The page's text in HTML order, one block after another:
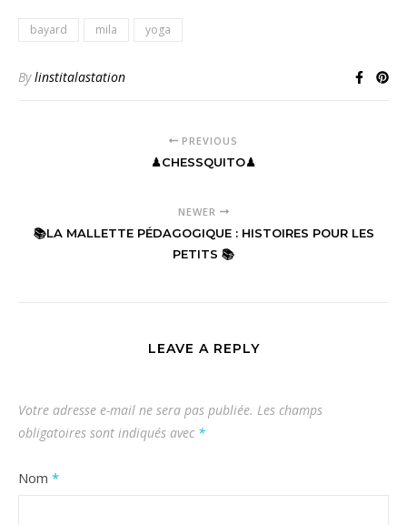
bayard mila yoga
Bylinstitalastation
PREVIOUS
♟CHESSQUITO♟
NEWER
📚LA MALLETTE PÉDAGOGIQUE : HISTOIRES POUR LES
PETITS 📚
LEAVE A REPLY
Votre adresse e-mail ne sera pas publiée. Les champs
obligatoires sont indiqués avec *
Nom *